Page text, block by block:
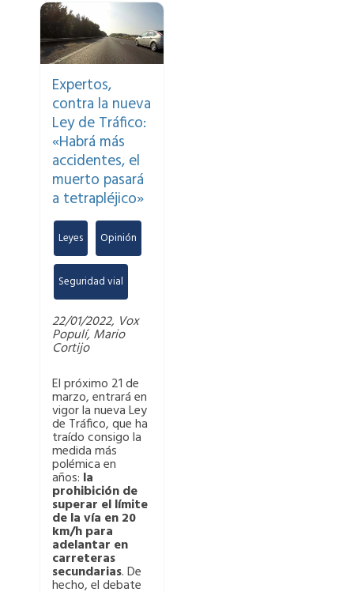
Expertos,
contra la nueva
Ley de Tráfico:
«Habrá más
accidentes, el
muerto pasará
a tetrapléjico»
Leyes Opinión
Seguridad vial
22/01/2022, Vox
Populí, Mario
Cortijo
El próximo 21 de
marzo, entrará en
vigor la nueva Ley
de Tráfico, que ha
traído consigo la
medida más
polémica en
años: la
prohibición de
superar el límite
de la vía en 20
km/h para
adelantar en
carreteras
secundarias. De
hecho, el debate